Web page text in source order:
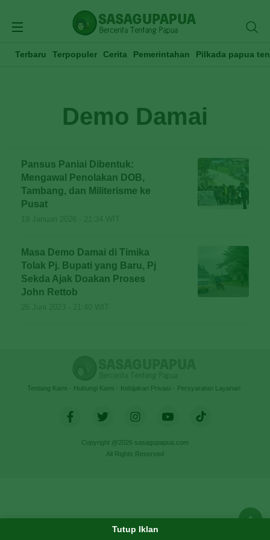
Terbaru Terpopuler Cerita Pemerintahan Pilkada papua
Demo Damai
Pansus Paniai Dibentuk:
Mengawal Penolakan DOB,
Tambang, dan Militerisme ke
Pusat
Masa Demo Damai di Timika
Tolak Pj. Bupati yang Baru, Pj
Sekda Ajak Doakan Proses
John Rettob
Tentang Kami Hubungi Kami Kebijakan Privasi Persyaratan Layanan
Copyright @2026 sasagupapua.com
All Rights Reserved
Tutup Iklan